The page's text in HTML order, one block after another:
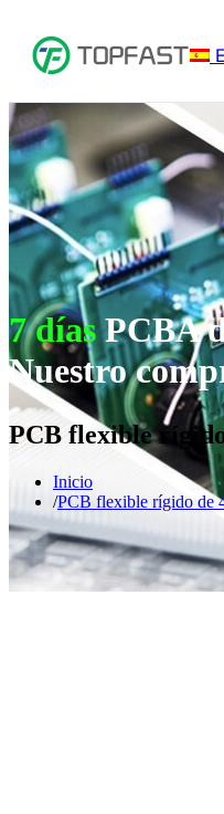
7 díasPCBA
Nuestro
PCB flexible
Inicio
PCB flexible rígido de